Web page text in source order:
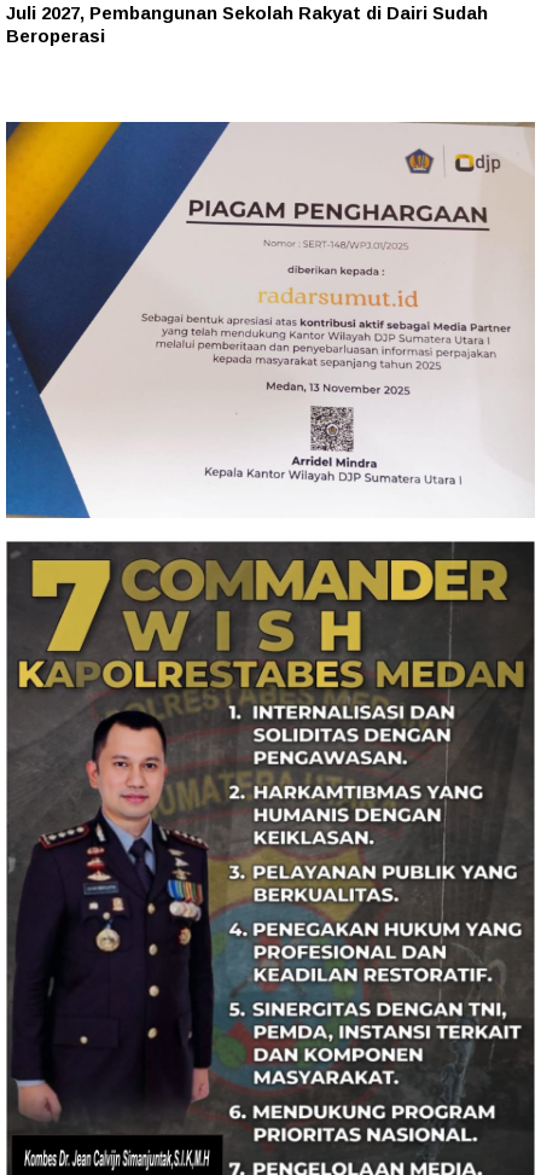
Juli 2027, Pembangunan Sekolah Rakyat di Dairi Sudah
Beroperasi